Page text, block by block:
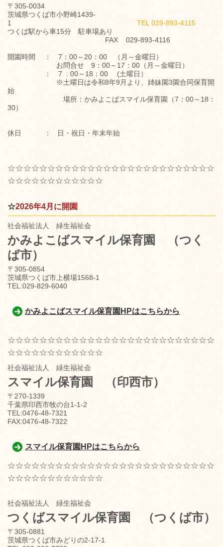
〒305-0034
茨城県つくば市小野崎1439-
1 TEL 029-893-4115
つくば駅から車15分 駐車場あり
FAX 029-893-4116
開園時間 ： 7：00～20：00 （月～金曜日）
お問合せ 9：00～17：00（月～金曜日）
： 7 : 00～18：00 (土曜日）
※土曜日は令和8年9月より、姉妹園3園合同保育開
始
場所：かみよこばスマイル保育園（7：00～18：
30）
休日 ： 日・祝日・年末年始
☆☆☆☆☆☆☆☆☆☆☆☆☆☆☆☆☆☆☆☆☆☆☆☆☆☆
☆☆☆☆☆☆☆☆☆☆☆☆
☆2026年4月に開園
社会福祉法人 緑生福祉会
かみよこばスマイル保育園
（つく
ば市）
〒305-0854
茨城県つくば市上横場1568-1
TEL:029-829-6040
かみよこばスマイル保育園HPはこちらから
☆☆☆☆☆☆☆☆☆☆☆☆☆☆☆☆☆☆☆☆☆☆☆☆☆☆
☆☆☆☆☆☆☆☆☆☆☆☆
社会福祉法人 緑生福祉会
スマイル保育園 （印西市）
〒270-1339
千葉県印西市牧の台1-1-2
TEL:0476-48-7321
FAX:0476-48-7322
スマイル保育園HPはこちらから
☆☆☆☆☆☆☆☆☆☆☆☆☆☆☆☆☆☆☆☆☆☆☆☆☆☆
☆☆☆☆☆☆☆☆☆☆☆☆
社会福祉法人 緑生福祉会
つくばスマイル保育園 （つくば市）
〒305-0881
茨城県つくば市みどりの2-17-1